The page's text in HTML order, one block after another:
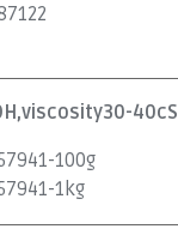
100g
1kg